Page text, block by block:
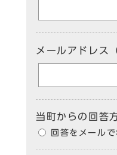
メールアドレス
当町からの回答
回答をメールで